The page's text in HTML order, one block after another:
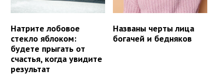
Натрите лобовое
стекло яблоком:
будете прыгать от
счастья, когда увидите
результат
Названы черты лица
богачей и бедняков